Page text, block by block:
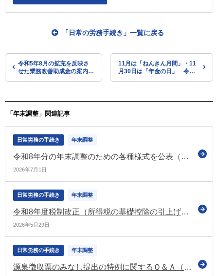
令和5年8月の拡充を反映さ
せた業務改善助成金の案内動
「日常の労務手続き」一覧に戻る
11月は「ねんきん月間」・11
月30日は「年金の日」 令和5
「年末調整」関連記事
日常労務の手続き 年末調整
令和8年分の年末調整のための各種様式を公表（国税庁）
2026年7月1日
日常労務の手続き 年末調整
令和8年度税制改正（所得税の基礎控除の引上げ等関係）Ｑ＆Ａを公表（国税庁）
2026年5月29日
日常労務の手続き 年末調整
源泉徴収票のみなし提出の特例に関するＱ＆Ａ（令和8年4月）を公表（国税庁）